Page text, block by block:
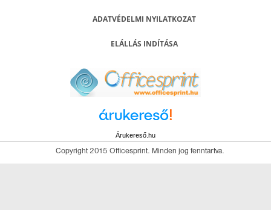
ADATVÉDELMI NYILATKOZAT
ELÁLLÁS INDÍTÁSA
Árukereső.hu
Copyright 2015 Officesprint. Minden jog fenntartva.